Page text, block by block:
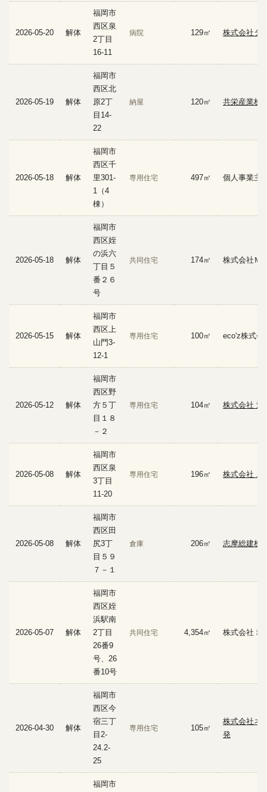
2026-05-20 解体
福岡市
西区泉
2丁目
16-11
病院 129㎡ 株式会社ダ
2026-05-19 解体
福岡市
西区北
原2丁
目14-
22
納屋 120㎡ 共栄産業株
2026-05-18 解体
福岡市
西区千
里301-
1（4
棟）
専用住宅 497㎡ 個人事業主
2026-05-18 解体
福岡市
西区姪
の浜六
丁目５
番２６
号
共同住宅 174㎡ 株式会社Ｍ
2026-05-15 解体
福岡市
西区上
山門3-
12-1
専用住宅 100㎡ eco'z株式会
2026-05-12 解体
福岡市
西区野
方５丁
目１８
－２
専用住宅 104㎡ 株式会社 湯
2026-05-08 解体
福岡市
西区泉
3丁目
11-20
専用住宅 196㎡ 株式会社 ユ
2026-05-08 解体
福岡市
西区田
尻3丁
目５９
７－１
倉庫 206㎡ 志摩総建株
2026-05-07 解体
福岡市
西区姪
浜駅南
2丁目
26番9
号、26
番10号
共同住宅 4,354㎡ 株式会社 塚
2026-04-30 解体
福岡市
西区今
宿三丁
目2-
24.2-
25
専用住宅 105㎡
株式会社ネ
発
福岡市